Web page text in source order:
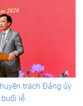
trách Đảng ủy
lễ.